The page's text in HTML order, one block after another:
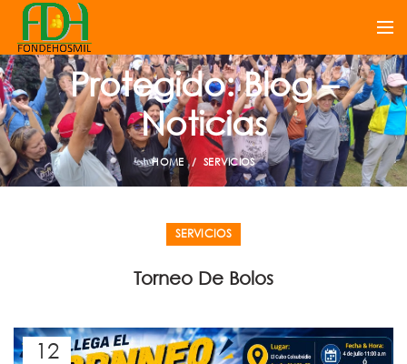
Protegido: Blog –
Noticias
HOME SERVICIOS
SERVICIOS
Torneo De Bolos
12